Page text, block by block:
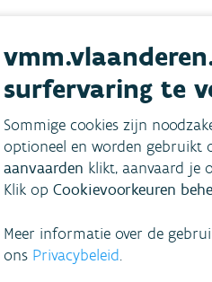
bemaling in vier
bemalingsnota:
surfervaring te
Sommige cookies zijn
optioneel en worden gebruikt
aanvaarden klikt, aanvaard je
Klik op Cookievoorkeuren
Meer informatie over de
ons Privacybeleid.